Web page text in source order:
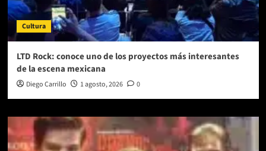
Cultura
LTD Rock: conoce uno de los proyectos más interesantes
de la escena mexicana
Diego Carrillo 1 agosto, 2026 0